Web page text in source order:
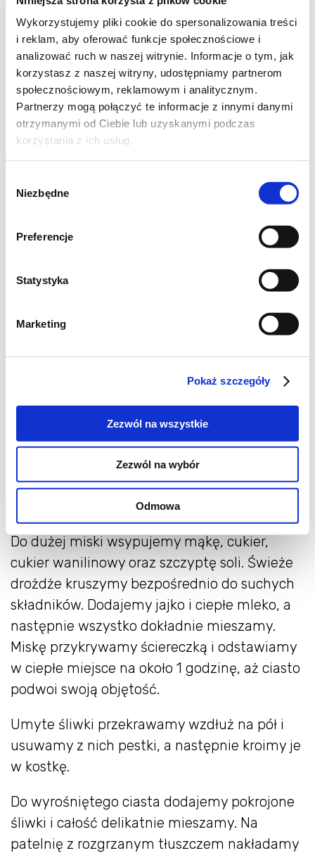
Wykorzystujemy pliki cookie do spersonalizowania treści
i reklam, aby oferować funkcje społecznościowe i
analizować ruch w naszej witrynie. Informacje o tym, jak
korzystasz z naszej witryny, udostępniamy partnerom
społecznościowym, reklamowym i analitycznym.
Partnerzy mogą połączyć te informacje z innymi danymi
otrzymanymi od Ciebie lub uzyskanymi podczas
korzystania z ich usług.
zgody
Niezbędne
Preferencje
Statystyka
Marketing
Pokaż szczegóły
Zezwól na wszystkie
Zezwól na wybór
Odmowa
Składniki na puszyste racuchy
ze śliwkami:
10-12 sztuk:
2 szklanki mąki pszennej (około 300 g)
25 g świeżych drożdży
szczypta soli
1 łyżka cukru wanilinowego
8 dużych śliwek (około 300 g)
cukier puder do posypania
Jak zrobić puszyste racuchy ze
Do dużej miski wsypujemy mąkę, cukier,
cukier wanilinowy oraz szczyptę soli. Świeże
drożdże kruszymy bezpośrednio do suchych
składników. Dodajemy jajko i ciepłe mleko, a
następnie wszystko dokładnie mieszamy.
Miskę przykrywamy ściereczką i odstawiamy
w ciepłe miejsce na około 1 godzinę, aż ciasto
podwoi swoją objętość.
Umyte śliwki przekrawamy wzdłuż na pół i
usuwamy z nich pestki, a następnie kroimy je
w kostkę.
Do wyrośniętego ciasta dodajemy pokrojone
śliwki i całość delikatnie mieszamy. Na
patelnię z rozgrzanym tłuszczem nakładamy